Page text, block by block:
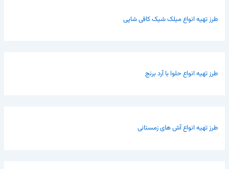
طرز تهیه انواع میلک شیک کافی شاپی
طرز تهیه انواع حلوا با آرد برنج
طرز تهیه انواع آش های زمستانی